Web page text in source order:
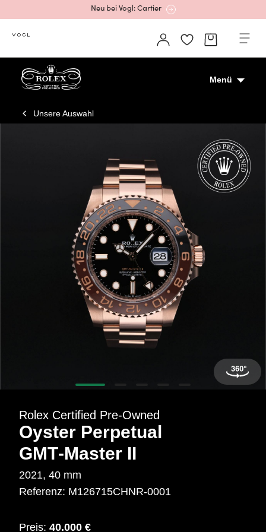
Neu bei Vogl: Cartier
Mehr erfahren: Ikonische Uhren von Cartier
Rolex Certified Pre-Owned entdecken
Neu bei Vogl: Uhren von Grand Seiko
Neu bei Vogl: Cartier
Mehr erfahren: Ikonische Uhren von Cartier
Rolex Certified Pre-Owned entdecken
Menü
Unsere Auswahl
Rolex Certified Pre‑Owned
Oyster Perpetual
GMT‑Master II
2021, 40 mm
Referenz: M126715CHNR‑0001
Preis: 40.000 €